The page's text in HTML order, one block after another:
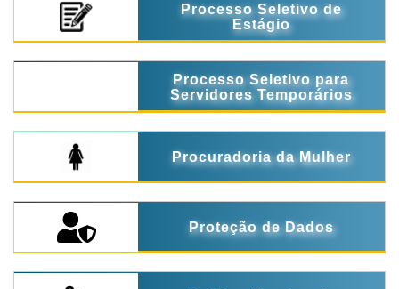
Processo Seletivo de
Estágio
Processo Seletivo para
Servidores Temporários
Procuradoria da Mulher
Proteção de Dados